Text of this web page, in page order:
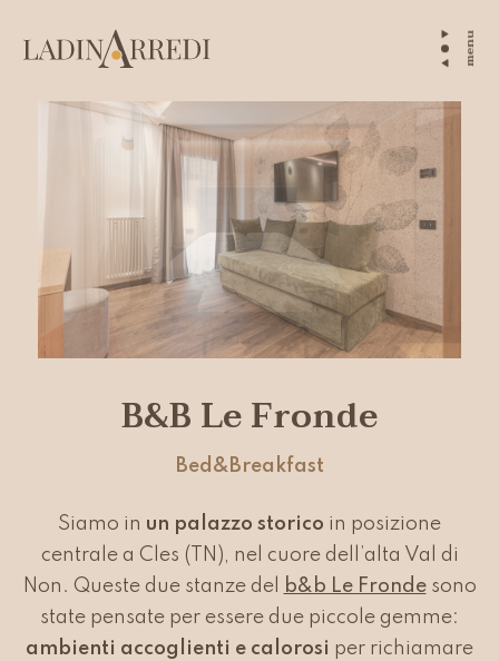
menu
B&B Le Fronde
Bed&Breakfast
Siamo in un palazzo storico in posizione
centrale a Cles (TN), nel cuore dell’alta Val di
Non. Queste due stanze del
b&b Le Frondesono
state pensate per essere due piccole gemme:
ambienti accoglienti e calorosi per richiamare